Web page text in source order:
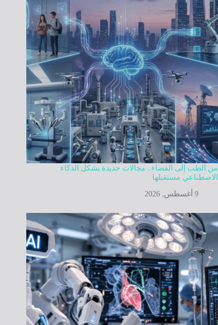
من الطب إلى الفضاء.. مجالات جديدة يشكل الذكاء
الاصطناعي مستقبلها
9 أغسطس, 2026